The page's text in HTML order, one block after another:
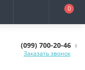
0
(099) 700-20-46
Заказать звонок